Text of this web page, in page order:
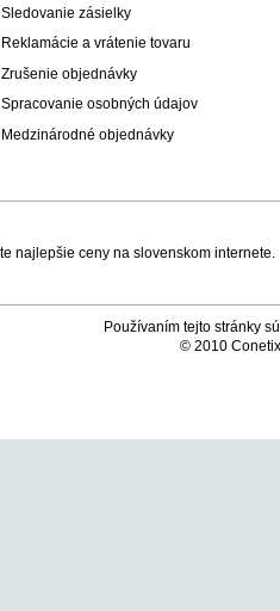
Sledovanie zásielky
Reklamácie a vrátenie tovaru
Zrušenie objednávky
Spracovanie osobných údajov
Medzinárodné objednávky
Používaním tejto stránky
© 2010